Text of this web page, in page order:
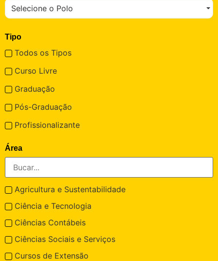
Selecione o Polo
Tipo
Todos os Tipos
Curso Livre
Graduação
Pós-Graduação
Profissionalizante
Área
Agricultura e Sustentabilidade
Ciência e Tecnologia
Ciências Contábeis
Ciências Sociais e Serviços
Cursos de Extensão